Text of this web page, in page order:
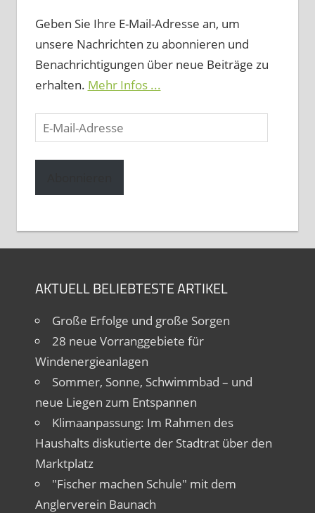
Geben Sie Ihre E-Mail-Adresse an, um
unsere Nachrichten zu abonnieren und
Benachrichtigungen über neue Beiträge zu
erhalten. Mehr Infos ...
E-
Mail-
Adresse
AKTUELL BELIEBTESTE ARTIKEL
Große Erfolge und große Sorgen
28 neue Vorranggebiete für
Windenergieanlagen
Sommer, Sonne, Schwimmbad – und
neue Liegen zum Entspannen
Klimaanpassung: Im Rahmen des
Haushalts diskutierte der Stadtrat über den
Marktplatz
"Fischer machen Schule" mit dem
Anglerverein Baunach